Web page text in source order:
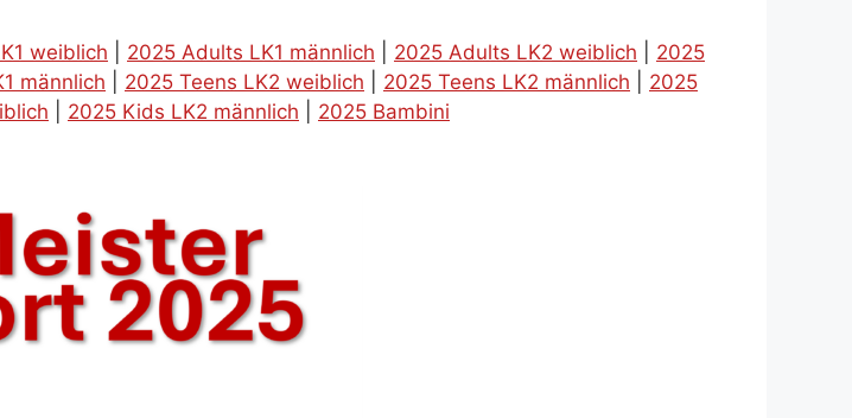
weiblich 2025 Adults LK1 männlich 2025 Adults LK2 weiblich
2025
männlich 2025 Teens LK2 weiblich 2025 Teens LK2 männlich
2025
2025 Kids LK2 männlich 2025 Bambini